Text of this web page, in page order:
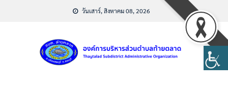
วันเสาร์, สิงหาคม 08, 2026